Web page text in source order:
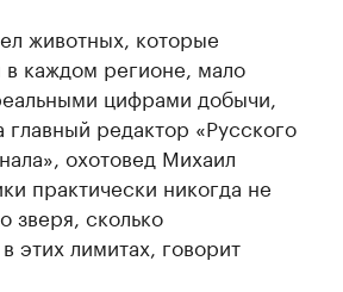
животных, которые
в каждом регионе, мало
цифрами добычи,
редактор «Русского
охотовед Михаил
практически никогда не
зверя, сколько
этих лимитах, говорит